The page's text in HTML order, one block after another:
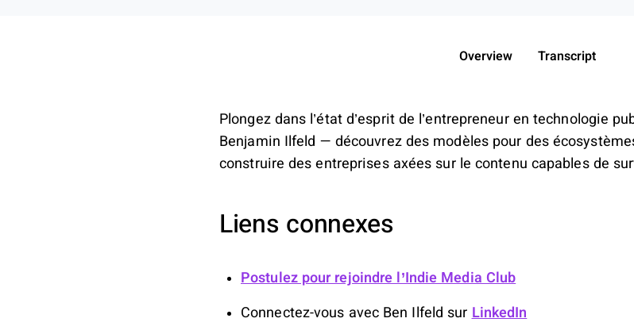
Overview Transcript
Plongez dans l’état d’esprit de l’entrepreneur en technologie
Benjamin Ilfeld — découvrez des modèles pour des
construire des entreprises axées sur le contenu capables de
Liens connexes
Postulez pour rejoindre l’Indie Media Club
Connectez-vous avec Ben Ilfeld sur LinkedIn